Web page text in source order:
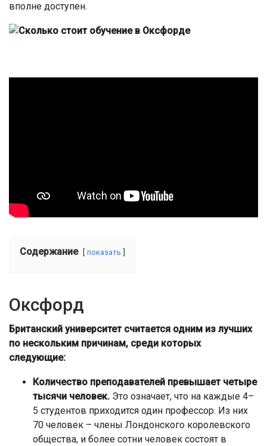
вполне доступен.
Содержание показать
Оксфорд
Британский университет считается одним из лучших
по нескольким причинам, среди которых
следующие:
Количество преподавателей превышает четыре
тысячи человек. Это означает, что на каждые 4–
5 студентов приходится один профессор. Из них
70 человек – члены Лондонского королевского
общества, и более сотни человек состоят в